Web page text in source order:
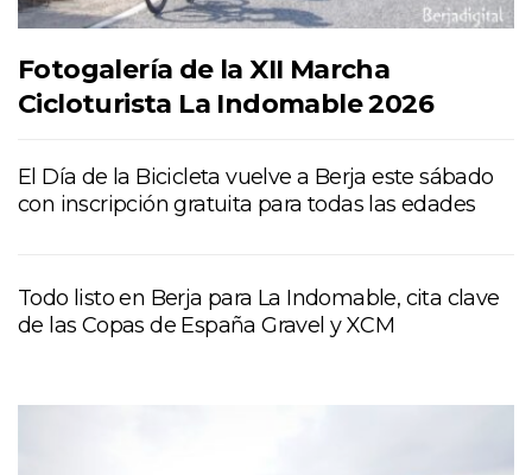
Fotogalería de la XII Marcha
Cicloturista La Indomable 2026
El Día de la Bicicleta vuelve a Berja este sábado
con inscripción gratuita para todas las edades
Todo listo en Berja para La Indomable, cita clave
de las Copas de España Gravel y XCM